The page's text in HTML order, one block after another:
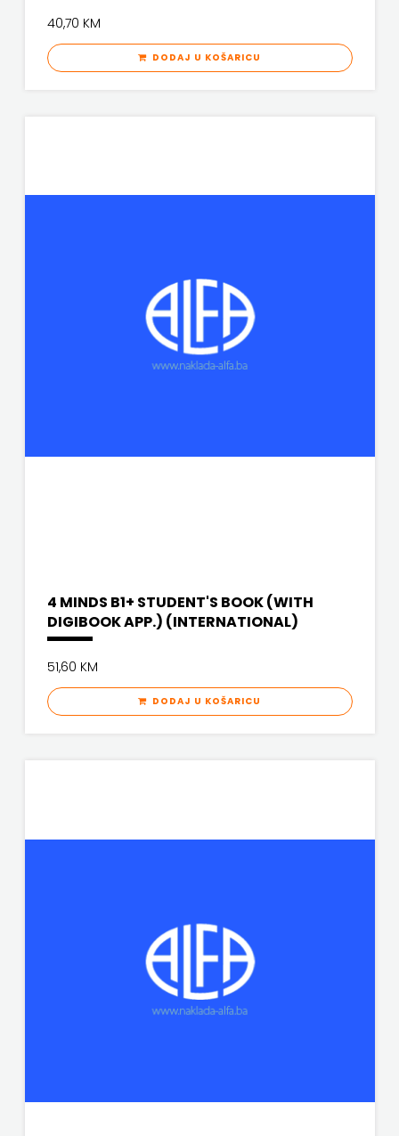
40,70 KM
DODAJ U KOŠARICU
4 MINDS B1+ STUDENT'S BOOK (WITH
DIGIBOOK APP.) (INTERNATIONAL)
51,60 KM
DODAJ U KOŠARICU